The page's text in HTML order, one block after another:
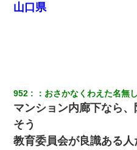
山口県
952 ： おさかなくわえた名無
マンション内廊下なら
そう
教育委員会が良識ある